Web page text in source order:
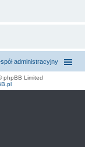
administracyjny
phpBB Limited